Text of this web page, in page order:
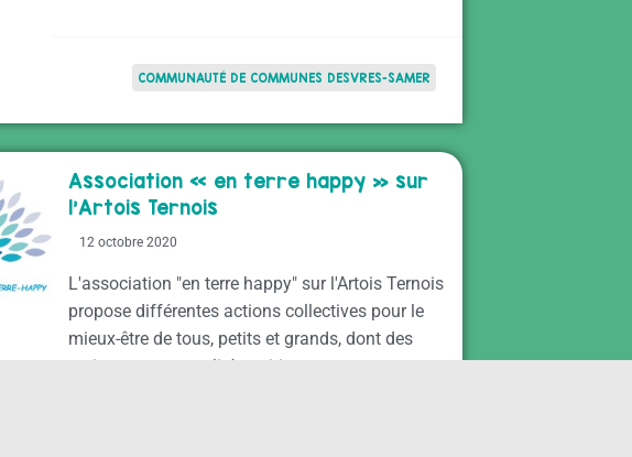
COMMUNAUTÉ DE COMMUNES DESVRES-SAMER
Association « en terre happy » sur
l’Artois Ternois
12 octobre 2020
L'association "en terre happy" sur l'Artois Ternois
propose différentes actions collectives pour le
mieux-être de tous, petits et grands, dont des
actions en parentalité positive.